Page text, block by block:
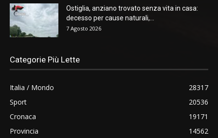
Ostiglia, anziano trovato senza vita in casa:
decesso per cause naturali,...
7 Agosto 2026
Categorie Più Lette
Italia / Mondo
28317
Sport
20536
Cronaca
19171
Provincia
14562